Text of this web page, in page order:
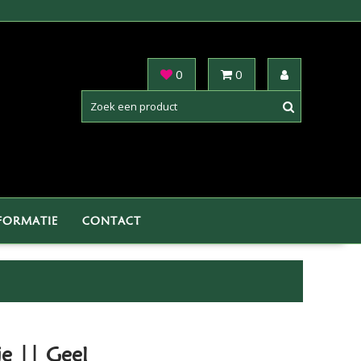
0 0
CONTACT
|| Geel